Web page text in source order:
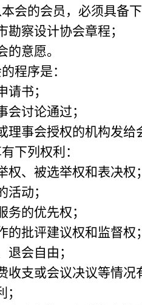
会的会员，必须具备
勘察设计协会章程；
的意愿。
程序是：
请书；
会讨论通过；
理事会授权的机构发给
下列权利：
权、被选举权和表决权
活动；
务的优先权；
的批评建议权和监督权
退会自由；
收支或会议决议等情